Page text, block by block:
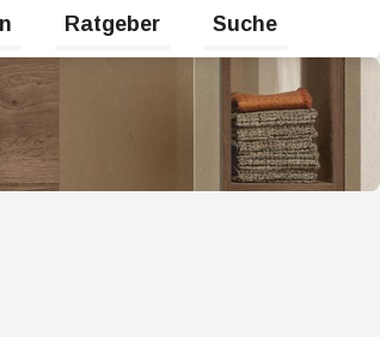
umschalten
Untermenü für Unternehmen
Ratgeber
Untermenü für
Suche